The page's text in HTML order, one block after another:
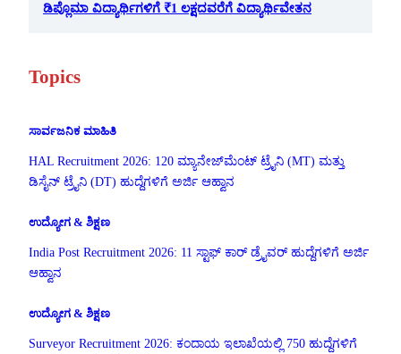
ಡಿಪ್ಲೊಮಾ ವಿದ್ಯಾರ್ಥಿಗಳಿಗೆ ₹1 ಲಕ್ಷದವರೆಗೆ ವಿದ್ಯಾರ್ಥಿವೇತನ
Topics
ಸಾರ್ವಜನಿಕ ಮಾಹಿತಿ
HAL Recruitment 2026: 120 ಮ್ಯಾನೇಜ್‌ಮೆಂಟ್ ಟ್ರೈನಿ (MT) ಮತ್ತು
ಡಿಸೈನ್ ಟ್ರೈನಿ (DT) ಹುದ್ದೆಗಳಿಗೆ ಅರ್ಜಿ ಆಹ್ವಾನ
ಉದ್ಯೋಗ & ಶಿಕ್ಷಣ
India Post Recruitment 2026: 11 ಸ್ಟಾಫ್ ಕಾರ್ ಡ್ರೈವರ್ ಹುದ್ದೆಗಳಿಗೆ ಅರ್ಜಿ
ಆಹ್ವಾನ
ಉದ್ಯೋಗ & ಶಿಕ್ಷಣ
Surveyor Recruitment 2026: ಕಂದಾಯ ಇಲಾಖೆಯಲ್ಲಿ 750 ಹುದ್ದೆಗಳಿಗೆ